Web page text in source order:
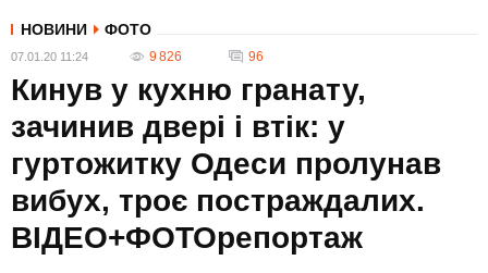
НОВИНИ ФОТО
07.01.20 11:24 9 826 96
Кинув у кухню гранату,
зачинив двері і втік: у
гуртожитку Одеси пролунав
вибух, троє постраждалих.
ВІДЕО+ФОТОрепортаж